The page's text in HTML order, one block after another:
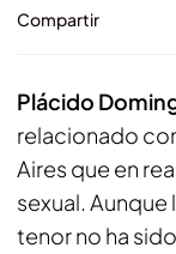
Compartir
Plácido
relacionado
Aires que en
sexual.
tenor no ha